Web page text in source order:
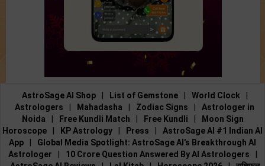
AstroSage AI Shop List of Gemstone World Clock
Astrologers
Mahadasha Zodiac Signs
Astrologer in
Noida
Free Kundli Match Free Kundli
Moon Sign
Horoscope
KP Astrology Press
AstroSage AI #1 Indian AI
App
Global Media Spotlight: AstroSage AI’s Breakthrough AI
Astrologer
10 Crore Question Answered By AI Astrologers